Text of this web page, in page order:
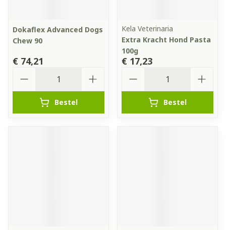
Dokaflex Advanced Dogs
Chew 90
€ 74,21
Bestel
Kela Veterinaria
Extra Kracht Hond Pasta
100g
€ 17,23
Bestel